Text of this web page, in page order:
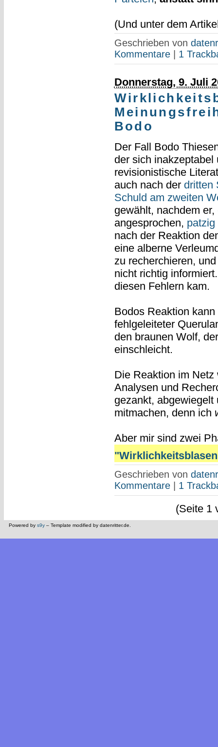
(Und unter dem
Geschrieben von
Kommentare| 1
Donnerstag, 9. Juli
Bodo
Der Fall Bodo
der sich
revisionistische
auch nach der dritten
Schuld am zweiten
gewählt, nachdem
angesprochen, patzig
nach der Reaktion
eine alberne
zu recherchieren,
nicht richtig
diesen Fehlern kam.
Bodos Reaktion
fehlgeleiteter
den braunen Wolf,
einschleicht.
Die Reaktion im
Analysen und
gezankt,
mitmachen, denn ich
Aber mir sind zwei
Geschrieben von
Kommentare| 1
(Seite 1
Powered by s9y – Template modified by datenritter.de.